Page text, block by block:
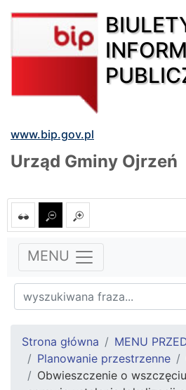
www.bip.gov.pl
Urząd Gminy Ojrzeń
MENU
Strona główna
MENU
Planowanie przestrzenne
Obwieszczenie o